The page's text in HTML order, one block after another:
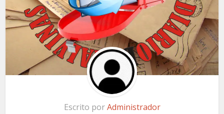
Escrito porAdministrador